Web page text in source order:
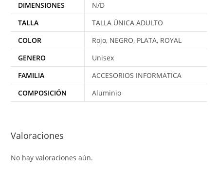
DIMENSIONES
N/D
TALLA
TALLA ÚNICA ADULTO
COLOR
Rojo, NEGRO, PLATA, ROYAL
GENERO
Unisex
FAMILIA
ACCESORIOS INFORMATICA
COMPOSICIÓN
Aluminio
Valoraciones
No hay valoraciones aún.